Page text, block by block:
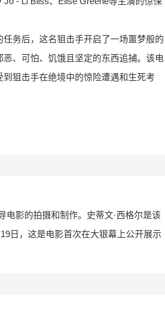
务后，这名狙击手开启了一场噩梦般的
、可怕、饥饿且坚定的东西追捕。该电
狙击手在绝境中的惊险遭遇和生死考
电影的拍摄和制作。史蒂文·西格尔是该
日，这是电影首次在大银幕上公开展示